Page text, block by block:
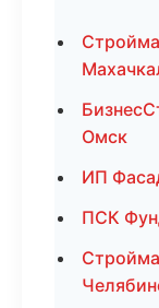
Омск
ИП
ПСК